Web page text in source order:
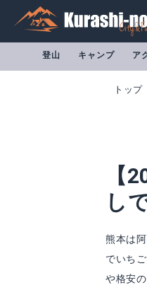
登山 キャンプ ア
トップ
【
し
熊本は
でいち
や格安